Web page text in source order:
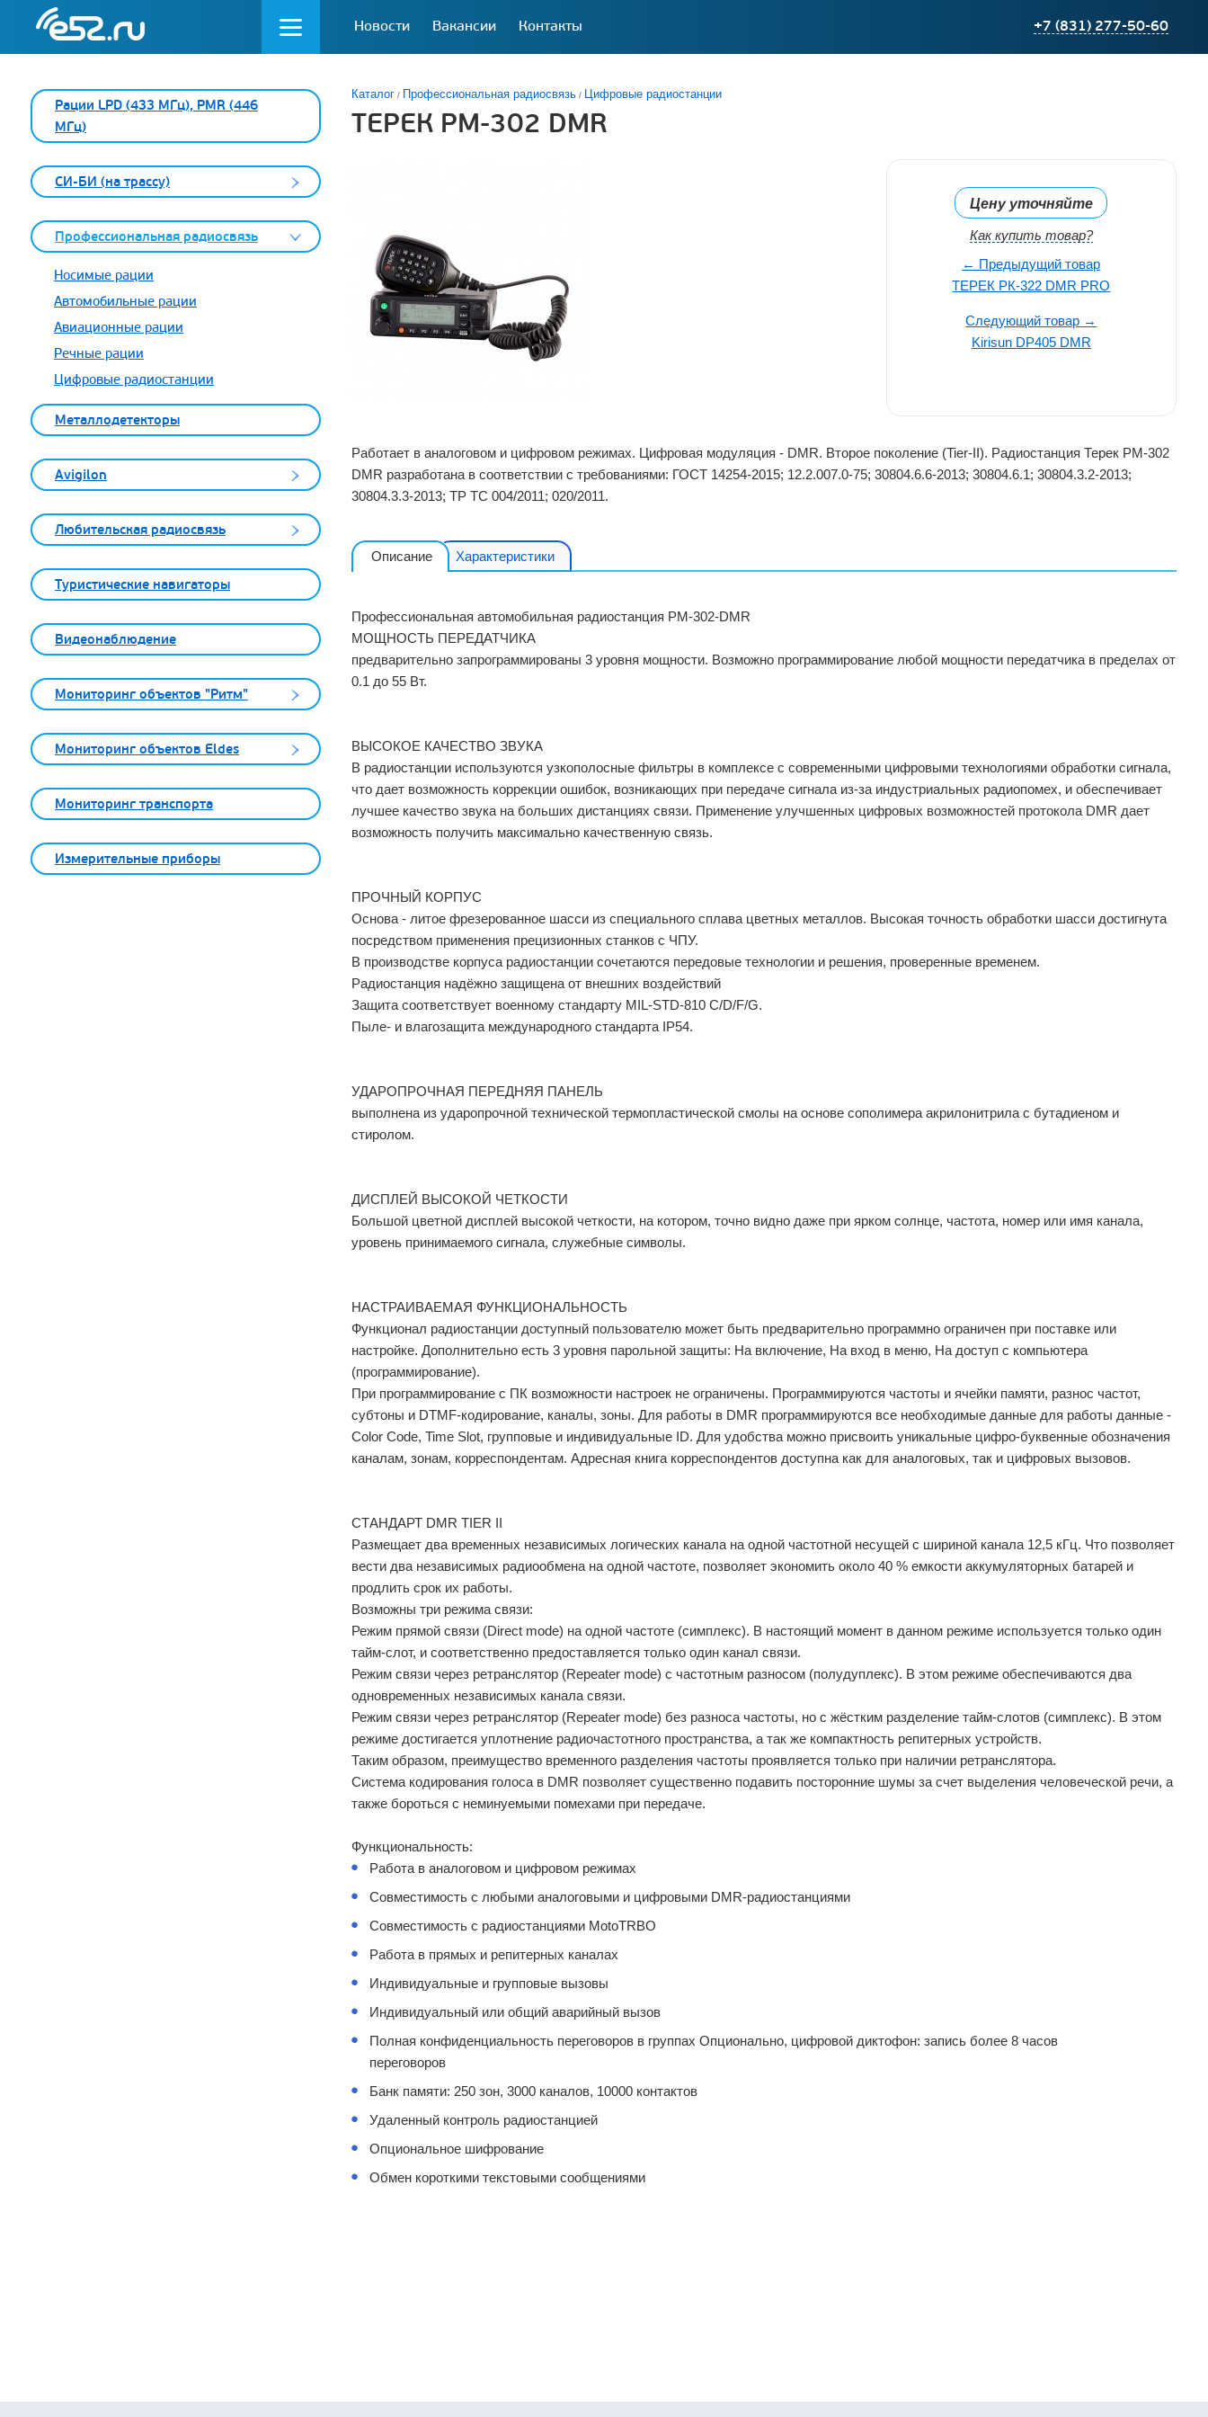
+7 (831) 277-50-60
Новости Вакансии Контакты
Рации LPD (433 МГц), PMR (446
МГц)
СИ-БИ (на трассу)
Профессиональная радиосвязь
Носимые рации
Автомобильные рации
Авиационные рации
Речные рации
Цифровые радиостанции
Металлодетекторы
Avigilon
Любительская радиосвязь
Туристические навигаторы
Видеонаблюдение
Мониторинг объектов "Ритм"
Мониторинг объектов Eldes
Мониторинг транспорта
Измерительные приборы
Каталог Профессиональная радиосвязь Цифровые радиостанции
ТЕРЕК РМ-302 DMR
Цену уточняйте
Как купить товар?
← Предыдущий товар
ТЕРЕК РК-322 DMR PRO
Следующий товар →
Kirisun DP405 DMR
Работает в аналоговом и цифровом режимах. Цифровая модуляция - DMR. Второе поколение (Tier-II). Радиостанция Терек РМ-302
DMR разработана в соответствии с требованиями: ГОСТ 14254-2015; 12.2.007.0-75; 30804.6.6-2013; 30804.6.1; 30804.3.2-2013;
30804.3.3-2013; ТР ТС 004/2011; 020/2011.
Описание Характеристики
Профессиональная автомобильная радиостанция РМ-302-DMR
МОЩНОСТЬ ПЕРЕДАТЧИКА
предварительно запрограммированы 3 уровня мощности. Возможно программирование любой мощности передатчика в пределах от
0.1 до 55 Вт.
ВЫСОКОЕ КАЧЕСТВО ЗВУКА
В радиостанции используются узкополосные фильтры в комплексе с современными цифровыми технологиями обработки сигнала,
что дает возможность коррекции ошибок, возникающих при передаче сигнала из-за индустриальных радиопомех, и обеспечивает
лучшее качество звука на больших дистанциях связи. Применение улучшенных цифровых возможностей протокола DMR дает
возможность получить максимально качественную связь.
ПРОЧНЫЙ КОРПУС
Основа - литое фрезерованное шасси из специального сплава цветных металлов. Высокая точность обработки шасси достигнута
посредством применения прецизионных станков с ЧПУ.
В производстве корпуса радиостанции сочетаются передовые технологии и решения, проверенные временем.
Радиостанция надёжно защищена от внешних воздействий
Защита соответствует военному стандарту MIL-STD-810 C/D/F/G.
Пыле- и влагозащита международного стандарта IP54.
УДАРОПРОЧНАЯ ПЕРЕДНЯЯ ПАНЕЛЬ
выполнена из ударопрочной технической термопластической смолы на основе сополимера акрилонитрила с бутадиеном и
стиролом.
ДИСПЛЕЙ ВЫСОКОЙ ЧЕТКОСТИ
Большой цветной дисплей высокой четкости, на котором, точно видно даже при ярком солнце, частота, номер или имя канала,
уровень принимаемого сигнала, служебные символы.
НАСТРАИВАЕМАЯ ФУНКЦИОНАЛЬНОСТЬ
Функционал радиостанции доступный пользователю может быть предварительно программно ограничен при поставке или
настройке. Дополнительно есть 3 уровня парольной защиты: На включение, На вход в меню, На доступ с компьютера
(программирование).
При программирование с ПК возможности настроек не ограничены. Программируются частоты и ячейки памяти, разнос частот,
субтоны и DTMF-кодирование, каналы, зоны. Для работы в DMR программируются все необходимые данные для работы данные -
Color Code, Time Slot, групповые и индивидуальные ID. Для удобства можно присвоить уникальные цифро-буквенные обозначения
каналам, зонам, корреспондентам. Адресная книга корреспондентов доступна как для аналоговых, так и цифровых вызовов.
СТАНДАРТ DMR TIER II
Размещает два временных независимых логических канала на одной частотной несущей с шириной канала 12,5 кГц. Что позволяет
вести два независимых радиообмена на одной частоте, позволяет экономить около 40 % емкости аккумуляторных батарей и
продлить срок их работы.
Возможны три режима связи:
Режим прямой связи (Direct mode) на одной частоте (симплекс). В настоящий момент в данном режиме используется только один
тайм-слот, и соответственно предоставляется только один канал связи.
Режим связи через ретранслятор (Repeater mode) с частотным разносом (полудуплекс). В этом режиме обеспечиваются два
одновременных независимых канала связи.
Режим связи через ретранслятор (Repeater mode) без разноса частоты, но с жёстким разделение тайм-слотов (симплекс). В этом
режиме достигается уплотнение радиочастотного пространства, а так же компактность репитерных устройств.
Таким образом, преимущество временного разделения частоты проявляется только при наличии ретранслятора.
Система кодирования голоса в DMR позволяет существенно подавить посторонние шумы за счет выделения человеческой речи, а
также бороться с неминуемыми помехами при передаче.
Функциональность:
Работа в аналоговом и цифровом режимах
Совместимость с любыми аналоговыми и цифровыми DMR-радиостанциями
Совместимость с радиостанциями MotoTRBO
Работа в прямых и репитерных каналах
Индивидуальные и групповые вызовы
Индивидуальный или общий аварийный вызов
Полная конфиденциальность переговоров в группах Опционально, цифровой диктофон: запись более 8 часов
переговоров
Банк памяти: 250 зон, 3000 каналов, 10000 контактов
Удаленный контроль радиостанцией
Опциональное шифрование
Обмен короткими текстовыми сообщениями